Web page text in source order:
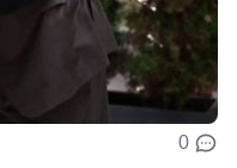
0